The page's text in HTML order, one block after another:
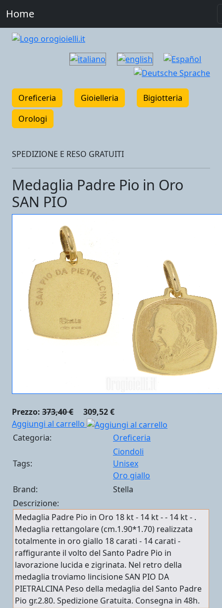
Home
Oreficeria Gioielleria
Bigiotteria
Orologi
SPEDIZIONE E RESO GRATUITI
Medaglia Padre Pio in Oro
SAN PIO
Prezzo: 373,40 €
309,52 €
Aggiungi al carrello
Categoria:
Oreficeria
Tags:
Ciondoli
Unisex
Oro giallo
Brand:
Stella
Descrizione:
Medaglia Padre Pio in Oro 18 kt - 14 kt - - 14 kt - .
Medaglia rettangolare (cm.1.90*1.70) realizzata
totalmente in oro giallo 18 carati - 14 carati -
raffigurante il volto del Santo Padre Pio in
lavorazione lucida e zigrinata. Nel retro della
medaglia troviamo lincisione SAN PIO DA
PIETRALCINA Peso della medaglia del Santo Padre
Pio gr.2.80. Spedizione Gratuita. Consegna in 48h.